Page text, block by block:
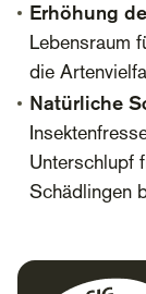
Erhöhung
Lebensraum
die
Natürliche
Unterschlupf
Schädlingen